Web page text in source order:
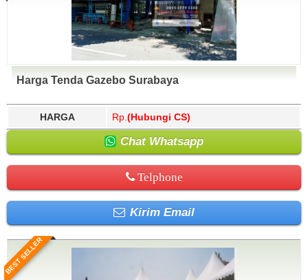
Harga Tenda Gazebo Surabaya
HARGA Rp. (Hubungi CS)
Chat Whatsapp
Telphone
Kirim Email
BEST SELLER